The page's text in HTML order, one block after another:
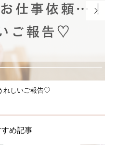
れしいご報告♡

め記事